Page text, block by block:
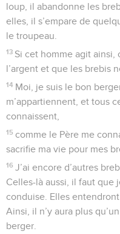
loup, il abandonne les
elles, il s’empare de
le troupeau.
13 Si cet homme agit ainsi,
l’argent et que les brebis
14 Moi, je suis le bon
m’appartiennent, et tous
connaissent,
15 comme le Père me
sacrifie ma vie pour mes
16 J’ai encore d’autres
Celles-là aussi, il faut que
conduise. Elles
Ainsi, il n’y aura plus
berger.